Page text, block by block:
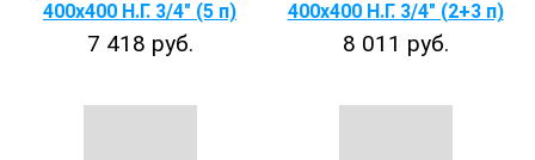
400х400 Н.Г. 3/4" (5 п)
7 418 руб.
400х400 Н.Г. 3/4" (2+3 п)
8 011 руб.